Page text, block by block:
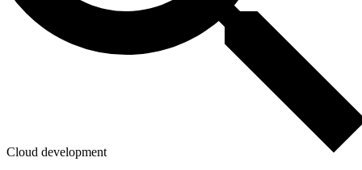
Cloud development